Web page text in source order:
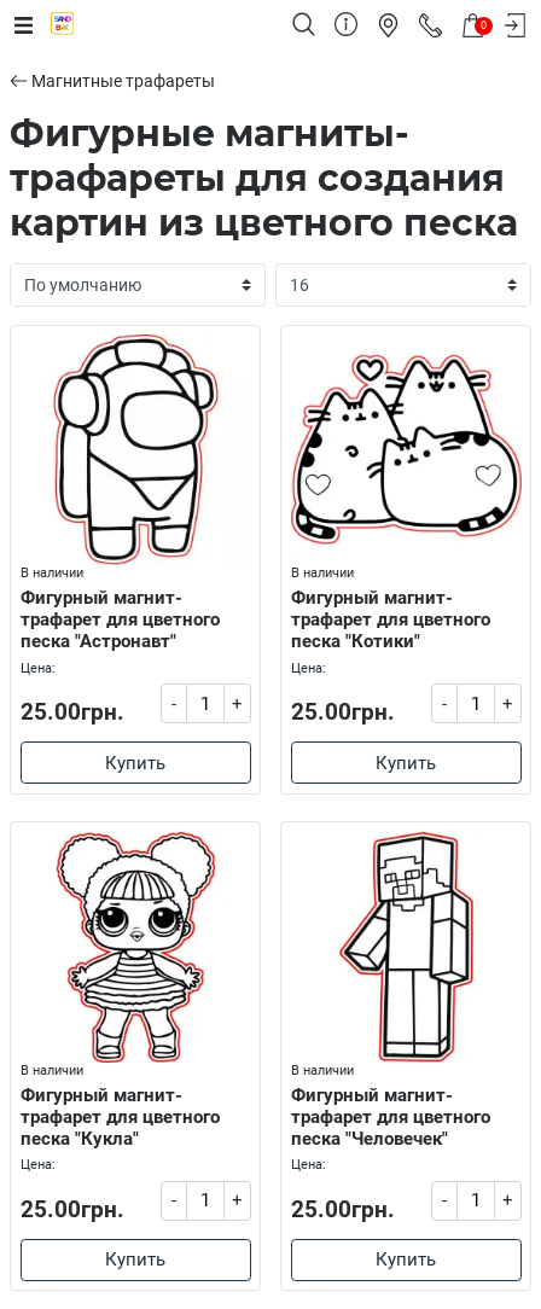
0
Магнитные трафареты
Фигурные магниты-
трафареты для создания
картин из цветного песка
В наличии
Фигурный магнит-
трафарет для цветного
песка "Астронавт"
Цена:
25.00грн. - +
Купить
В наличии
Фигурный магнит-
трафарет для цветного
песка "Котики"
Цена:
25.00грн. - +
Купить
В наличии
Фигурный магнит-
трафарет для цветного
песка "Кукла"
Цена:
25.00грн. - +
Купить
В наличии
Фигурный магнит-
трафарет для цветного
песка "Человечек"
Цена:
25.00грн. - +
Купить